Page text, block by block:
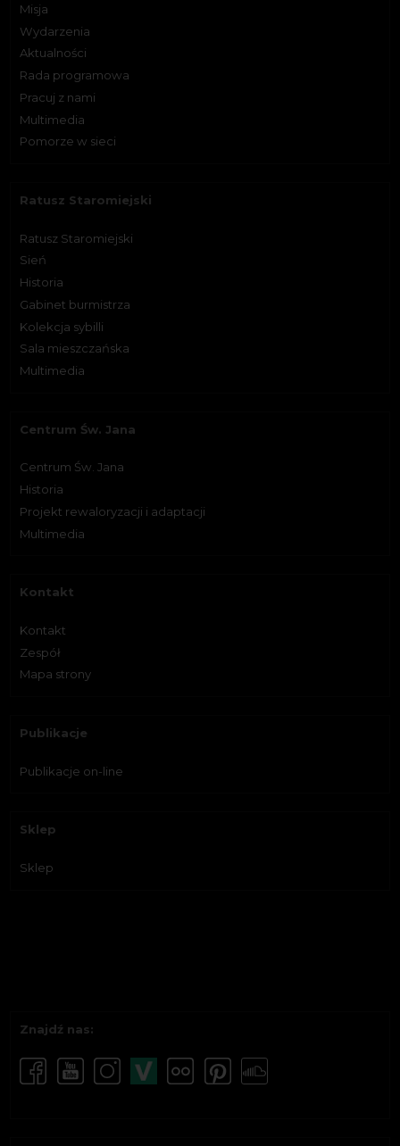
Misja
Wydarzenia
Aktualności
Rada programowa
Pracuj z nami
Multimedia
Pomorze w sieci
Ratusz Staromiejski
Ratusz Staromiejski
Sień
Historia
Gabinet burmistrza
Kolekcja sybilli
Sala mieszczańska
Multimedia
Centrum Św. Jana
Centrum Św. Jana
Historia
Projekt rewaloryzacji i adaptacji
Multimedia
Kontakt
Kontakt
Zespół
Mapa strony
Publikacje
Publikacje on-line
Sklep
Sklep
Znajdź nas: